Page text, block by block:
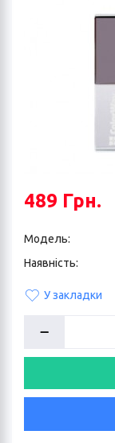
489 Грн.
Модель:
Наявність:
У закладки